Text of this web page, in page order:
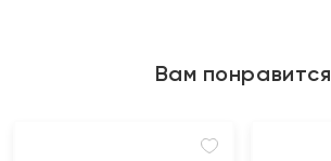
Вам понравится